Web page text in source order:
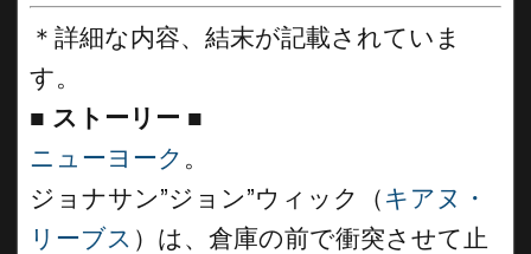
＊詳細な内容、結末が記載されていま
す。
■ ストーリー ■
ニューヨーク 。
ジョナサン”ジョン”ウィック（ キアヌ・
リーブス ）は、倉庫の前で衝突させて止